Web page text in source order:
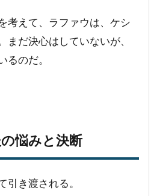
考えて、ラファウは、ケシ
まだ決心はしていないが、
るのだ。
悩みと決断
引き渡される。